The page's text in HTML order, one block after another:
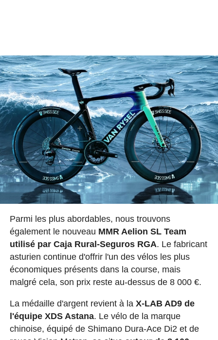
Parmi les plus abordables, nous trouvons
également le nouveau MMR Aelion SL Team
utilisé par Caja Rural-Seguros RGA. Le fabricant
asturien continue d'offrir l'un des vélos les plus
économiques présents dans la course, mais
malgré cela, son prix reste au-dessus de 8 000 €.
La médaille d'argent revient à la X-LAB AD9 de
l'équipe XDS Astana. Le vélo de la marque
chinoise, équipé de Shimano Dura-Ace Di2 et de